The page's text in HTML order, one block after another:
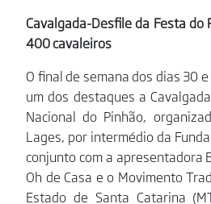
Cavalgada-Desfile da Festa do
400 cavaleiros
O final de semana dos dias 30
um dos destaques a
Nacional do Pinhão,
Lages, por intermédio da
conjunto com a apresentadora
Oh de Casa e o Movimento
Estado de Santa Catarina